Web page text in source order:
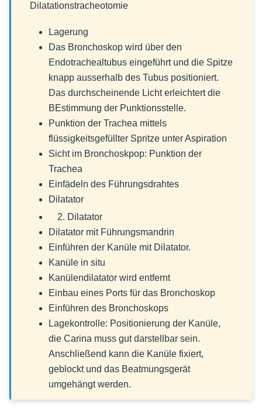
Dilatationstracheotomie
Lagerung
Das Bronchoskop wird über den
Endotrachealtubus eingeführt und die Spitze
knapp ausserhalb des Tubus positioniert.
Das durchscheinende Licht erleichtert die
BEstimmung der Punktionsstelle.
Punktion der Trachea mittels
flüssigkeitsgefüllter Spritze unter Aspiration
Sicht im Bronchoskpop: Punktion der
Trachea
Einfädeln des Führungsdrahtes
Dilatator
Dilatator
Dilatator mit Führungsmandrin
Einführen der Kanüle mit Dilatator.
Kanüle in situ
Kanülendilatator wird entfernt
Einbau eines Ports für das Bronchoskop
Einführen des Bronchoskops
Lagekontrolle: Positionierung der Kanüle,
die Carina muss gut darstellbar sein.
Anschließend kann die Kanüle fixiert,
geblockt und das Beatmungsgerät
umgehängt werden.